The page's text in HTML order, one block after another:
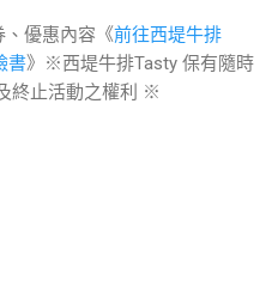
、優惠內容《前往西堤牛排
書》※西堤牛排Tasty 保有隨時
終止活動之權利
※